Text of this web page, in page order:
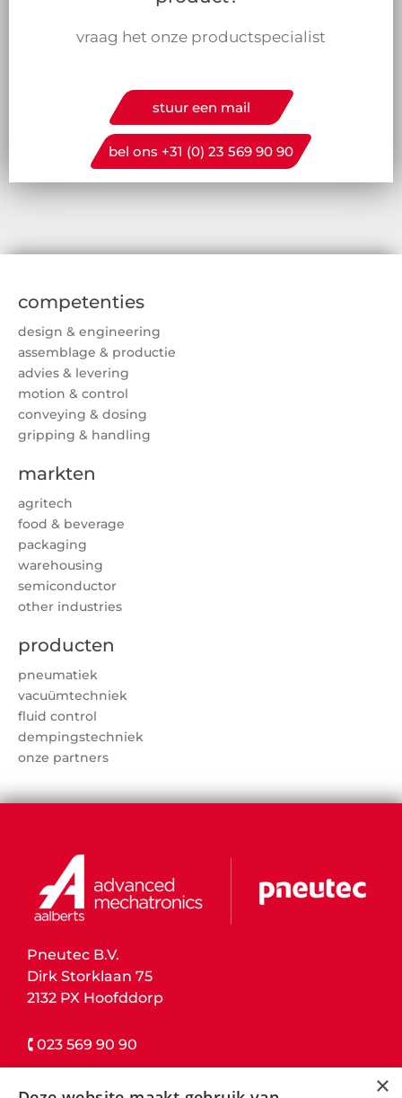
vraag het onze productspecialist
stuur een mail
bel ons +31 (0) 23 569 90 90
competenties
design & engineering
assemblage & productie
advies & levering
motion & control
conveying & dosing
gripping & handling
markten
agritech
food & beverage
packaging
warehousing
semiconductor
other industries
producten
pneumatiek
vacuümtechniek
fluid control
dempingstechniek
onze partners
Pneutec B.V.
Dirk Storklaan 75
2132 PX Hoofddorp
🕻 023 569 90 90
contact details ×